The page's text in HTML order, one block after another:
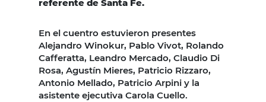
referente de Santa Fe.
En el cuentro estuvieron presentes
Alejandro Winokur, Pablo Vivot, Rolando
Cafferatta, Leandro Mercado, Claudio Di
Rosa, Agustín Mieres, Patricio Rizzaro,
Antonio Mellado, Patricio Arpini y la
asistente ejecutiva Carola Cuello.